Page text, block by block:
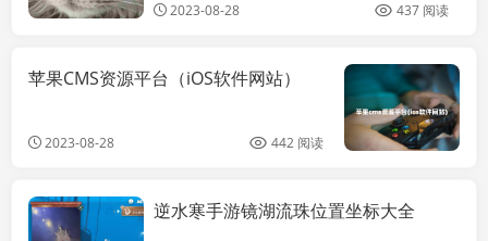
2023-08-28 437 阅读
苹果CMS资源平台（iOS软件网站）
2023-08-28 442 阅读
未命名
逆水寒手游镜湖流珠位置坐标大全